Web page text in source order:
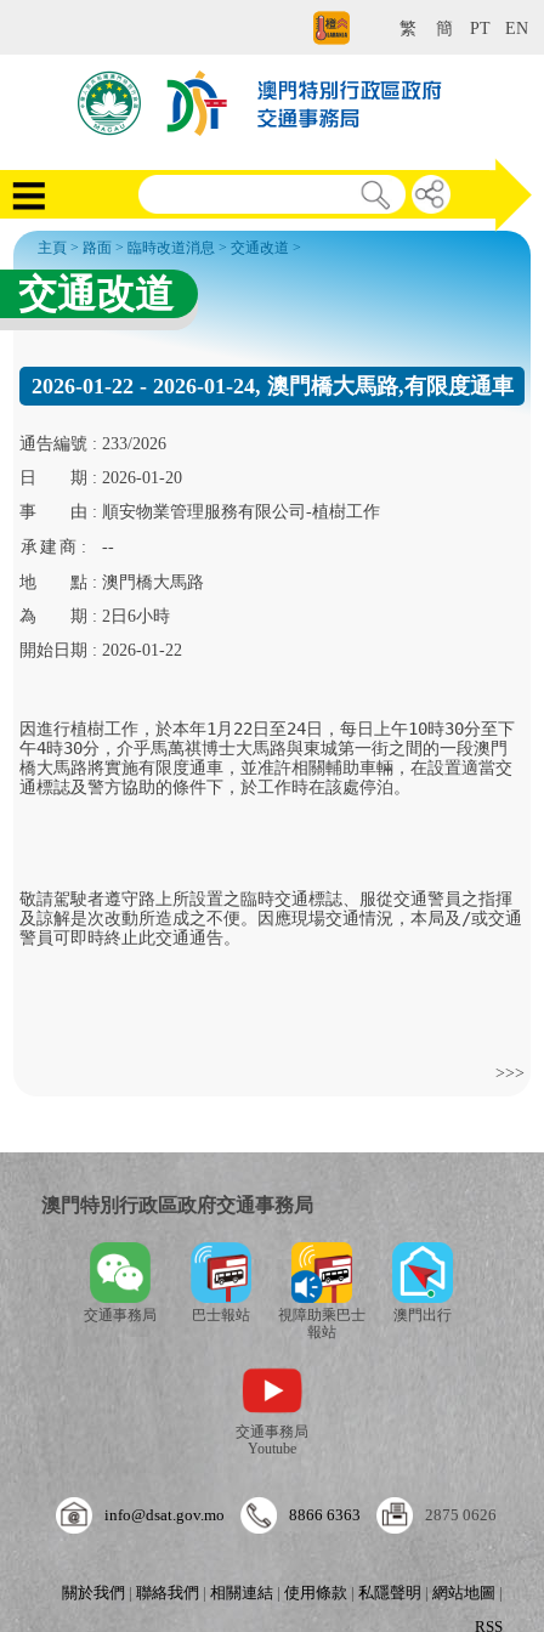
繁 簡 PT EN
主頁 >路面 > 臨時改道消息 >交通改道 >
交通改道
2026-01-22 - 2026-01-24, 澳門橋大馬路,有限度通車
通告編號 :233/2026
日
期 :2026-01-20
事
由 : 順安物業管理服務有限公司-植樹工作
承建 商 :
--
地
點 :澳門橋大馬路
為
期 :2 日6小時
開始 日期 :2026-01-22
因進行植樹工作，於本年1月22日至24日，每日上午10時30分至下
午4時30分，介乎馬萬祺博士大馬路與東城第一街之間的一段澳門
橋大馬路將實施有限度通車，並准許相關輔助車輛，在設置適當交
通標誌及警方協助的條件下，於工作時在該處停泊。
敬請駕駛者遵守路上所設置之臨時交通標誌、服從交通警員之指揮
及諒解是次改動所造成之不便。因應現場交通情況，本局及/或交通
警員可即時終止此交通通告。
>>>
澳門特別行政區政府交通事務局
交通事務局 巴士報站
視障助乘巴士
報站
澳門出行
交通事務局
Youtube
info@dsat.gov.mo 8866 6363 2875 0626
關於我們 |聯絡我們 |相關連結 |使用條款 |私隱聲明 |網站地圖 |
RSS